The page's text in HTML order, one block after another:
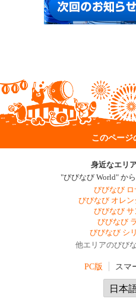
このページ
身近なエリ
"びびなび World" か
びびなび
びびなび オレ
びびなび
びびなび
びびなび シ
他エリアのびび
PC版 スマ